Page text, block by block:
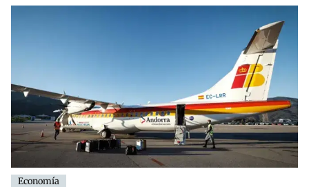
Economía